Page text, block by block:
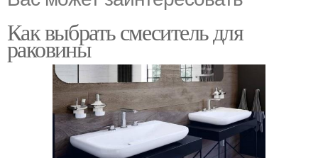
Как выбрать смеситель для
раковины